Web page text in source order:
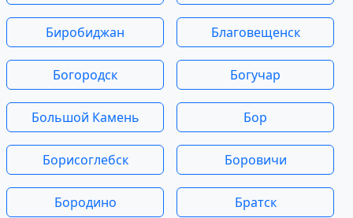
Биробиджан Благовещенск
Богородск Богучар
Большой Камень Бор
Борисоглебск Боровичи
Бородино Братск